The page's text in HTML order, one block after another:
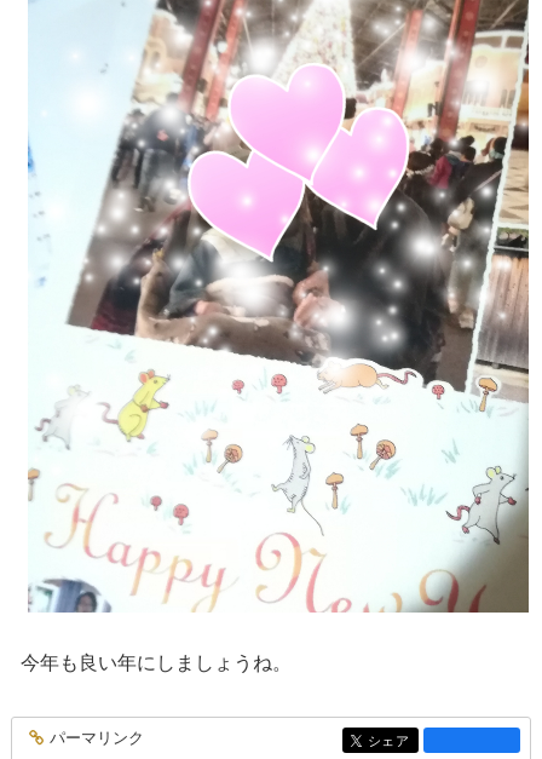
今年も良い年にしましょうね。
entry1334
パーマリンク entry1334
シェア